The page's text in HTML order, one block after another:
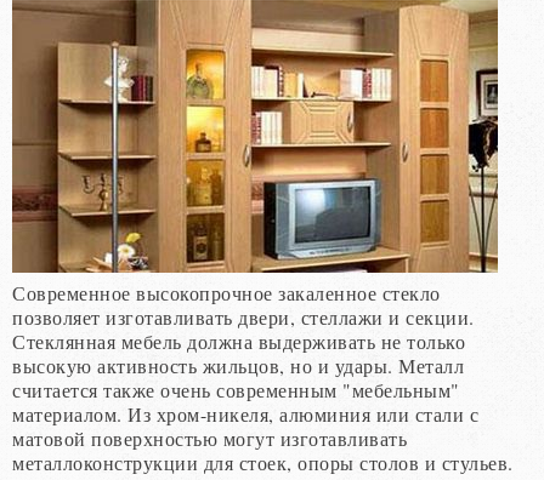
Современное высокопрочное закаленное стекло
позволяет изготавливать двери, стеллажи и секции.
Стеклянная мебель должна выдерживать не только
высокую активность жильцов, но и удары. Металл
считается также очень современным "мебельным"
материалом. Из хром-никеля, алюминия или стали с
матовой поверхностью могут изготавливать
металлоконструкции для стоек, опоры столов и стульев.